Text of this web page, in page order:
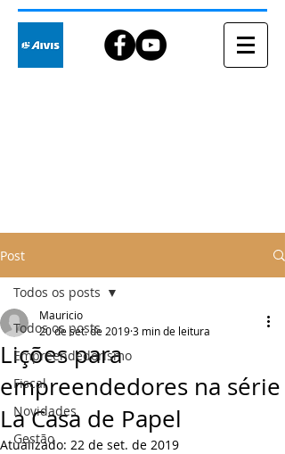
Post
Todos os posts
Empreendedorismo
Fiscal
Novidades
Gestão
Todos os posts
Lições para
empreendedores na série
La Casa de Papel
Mauricio
20 de set. de 20193 min de leitura
Atualizado: 22 de set. de 2019